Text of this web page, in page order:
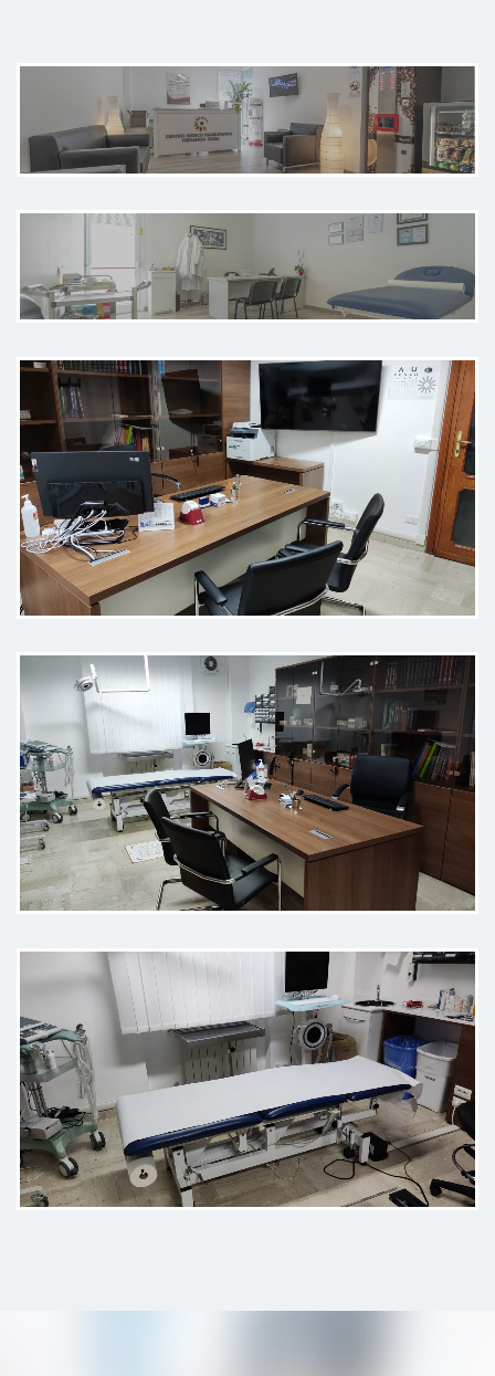
preparato,Dott.Arrica è una
garanzia
Paziente
Bravo, preparato, gentile,
simpatico. Un vero professionista.
Paziente
Dottore attento, scrupoloso ed
esaustivo. Semplice nelle
spiegazioni. Mi sono trovata molto
bene e a mio agio. Lo consiglio.
Paziente
Attento nel comprendere bene il
problema ed esaustivo nelle
spiegazioni, con un approccio
misurato e rassicurante, senza
ricorrere subito a soluzioni
drastiche. Ho apprezzato molto la
capacità di ascolto, la chiarezza
seguito con criterio e buon senso.